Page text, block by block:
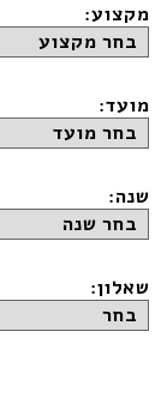
מקצוע:
מועד:
שנה:
שאלון: